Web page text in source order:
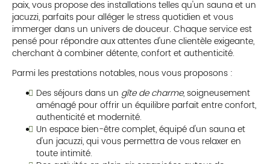
paix, vous propose des installations telles qu'un sauna et un
jacuzzi, parfaits pour alléger le stress quotidien et vous
immerger dans un univers de douceur. Chaque service est
pensé pour répondre aux attentes d'une clientèle exigeante,
cherchant à combiner détente, confort et authenticité.
Parmi les prestations notables, nous vous proposons :
Des séjours dans un gîte de charme, soigneusement
aménagé pour offrir un équilibre parfait entre confort,
authenticité et modernité.
Un espace bien-être complet, équipé d'un sauna et
d'un jacuzzi, qui vous permettra de vous relaxer en
toute intimité.